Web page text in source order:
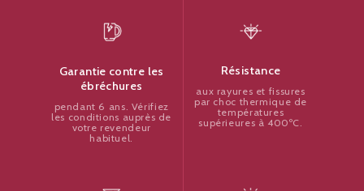
Garantie contre les
ébréchures
pendant 6 ans. Vérifiez
les conditions auprès de
votre revendeur
habituel.
Résistance
aux rayures et fissures
par choc thermique de
températures
supérieures à 400ºC.